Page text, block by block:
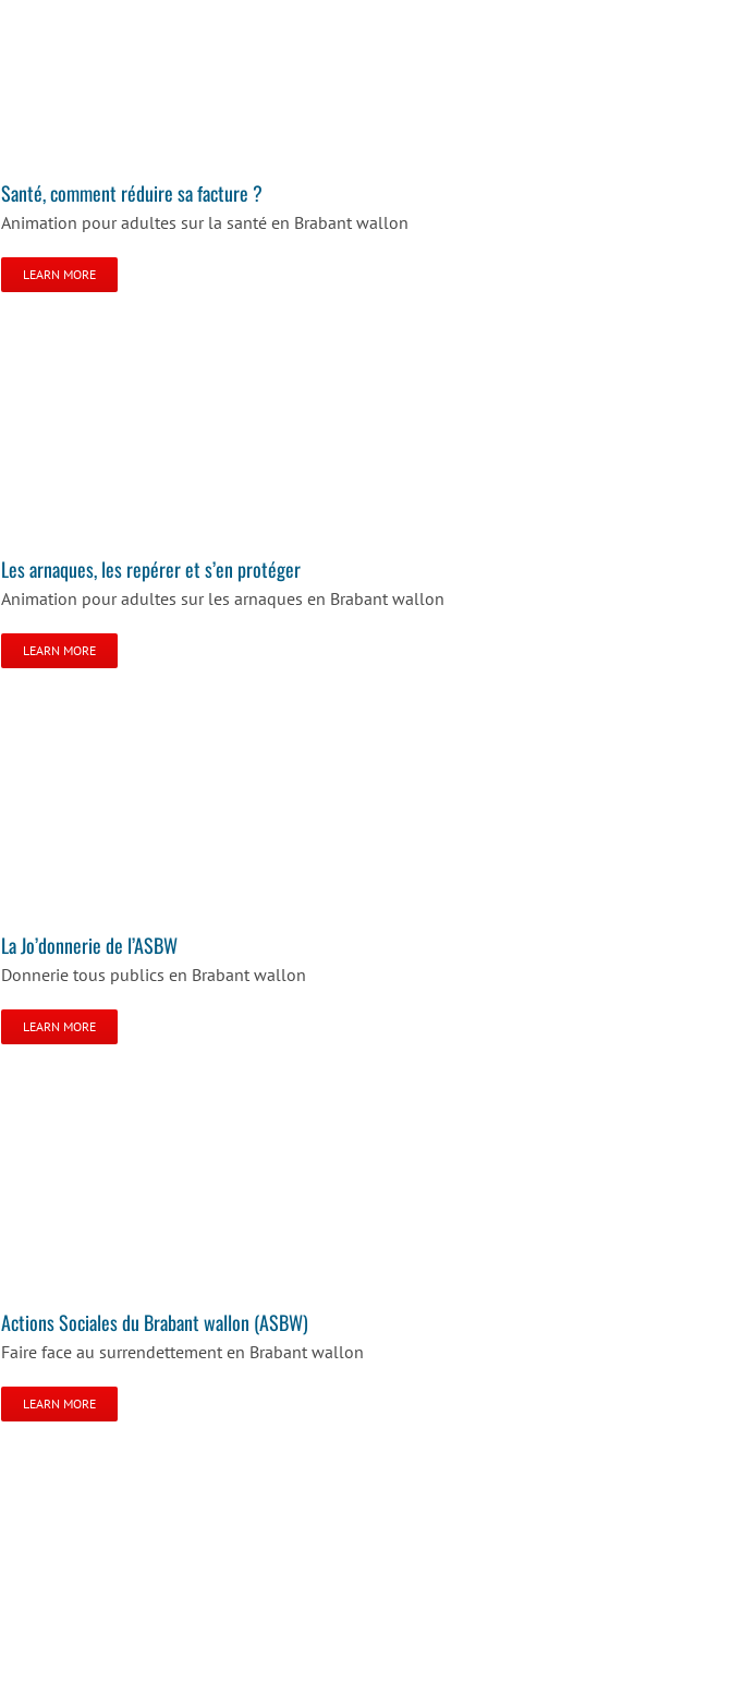
Santé, comment réduire sa facture ?
Animation pour adultes sur la santé en Brabant wallon
LEARN MORE
Les arnaques, les repérer et s’en protéger
Animation pour adultes sur les arnaques en Brabant wallon
LEARN MORE
La Jo’donnerie de l’ASBW
Donnerie tous publics en Brabant wallon
LEARN MORE
Actions Sociales du Brabant wallon (ASBW)
Faire face au surrendettement en Brabant wallon
LEARN MORE